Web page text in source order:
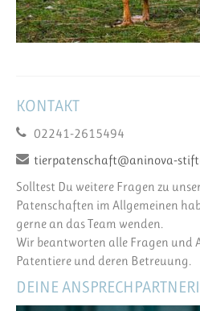
KONTAKT
02241-2615494
tierpatenschaft@aninova-
Solltest Du weitere Fragen zu
Patenschaften im Allgemeinen
gerne an das Team wenden.
Wir beantworten alle Fragen und
Patentiere und deren Betreuung.
DEINE